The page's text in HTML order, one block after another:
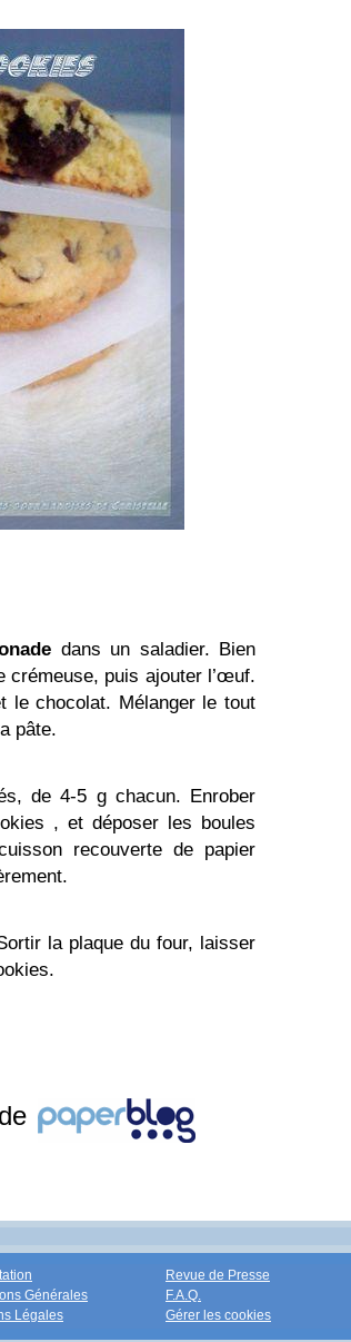
dans un saladier. Bien
crémeuse, puis ajouter l’œuf.
le chocolat. Mélanger le tout
pâte.
de 4-5 g chacun. Enrober
, et déposer les boules
recouverte de papier
la plaque du four, laisser
Générales
Légales
Revue de Presse
F.A.Q.
Gérer les cookies